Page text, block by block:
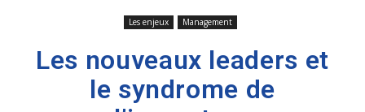
Les enjeux Management
Les nouveaux leaders et
le syndrome de